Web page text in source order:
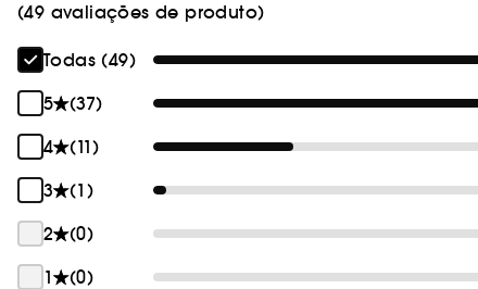
(49 avaliações de produto)
Todas (49)
5
(37)
4
(11)
3
(1)
2
(0)
1
(0)